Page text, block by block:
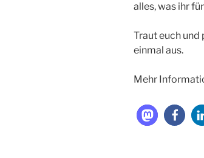
alles, was ihr
Traut euch
einmal aus.
Mehr